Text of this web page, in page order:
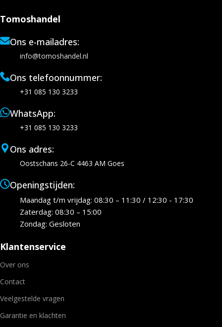
Tomoshandel
Ons e-mailadres:
info@tomoshandel.nl
Ons telefoonnummer:
+31 085 130 3233
WhatsApp:
+31 085 130 3233
Ons adres:
Oostschans 26-C 4463 AM Goes
Openingstijden:
Maandag t/m vrijdag: 08:30 – 11:30 / 12:30 - 17:30
Zaterdag: 08:30 – 15:00
Zondag: Gesloten
Klantenservice
Over ons
Contact
Veelgestelde vragen
Garantie en klachten